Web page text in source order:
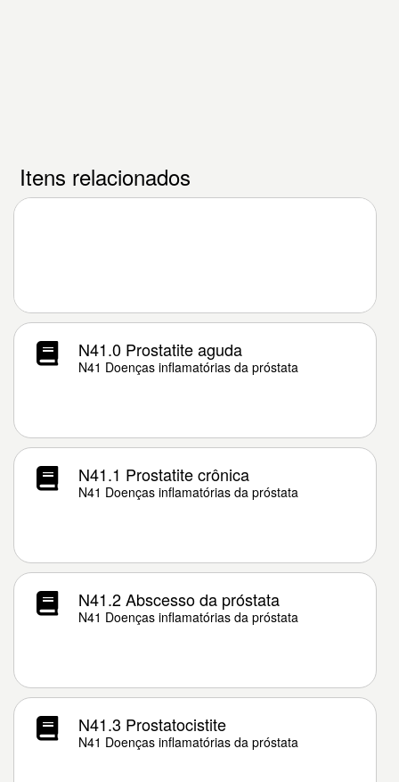
Itens relacionados
N41.0 Prostatite aguda
N41 Doenças inflamatórias da próstata
N41.1 Prostatite crônica
N41 Doenças inflamatórias da próstata
N41.2 Abscesso da próstata
N41 Doenças inflamatórias da próstata
N41.3 Prostatocistite
N41 Doenças inflamatórias da próstata